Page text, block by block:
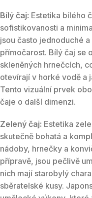
Bílý čaj: Estetika bílého
sofistikovanosti a
jsou často jednoduché
přímočarost. Bílý čaj se
skleněných hrnečcích,
otevírají v horké vodě a
Tento vizuální prvek
čaje o další dimenzi.
Zelený čaj: Estetika
skutečně bohatá a
nádoby, hrnečky a
přípravě, jsou pečlivě
nich mají starobylý
sběratelské kusy.